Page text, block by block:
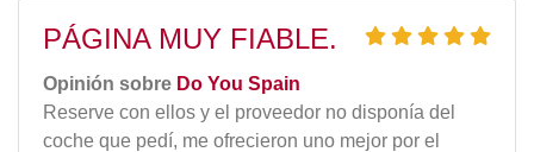
PÁGINA MUY FIABLE.
Opinión sobre Do You Spain
Reserve con ellos y el proveedor no disponía del
coche que pedí, me ofrecieron uno mejor por el